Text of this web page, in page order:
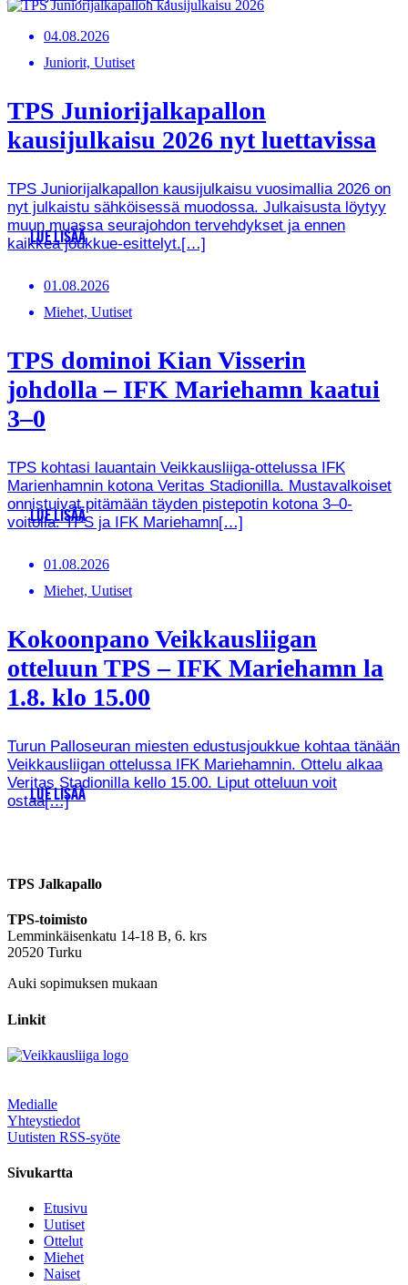
04.08.2026
Juniorit, Uutiset
TPS Juniorijalkapallon
kausijulkaisu 2026 nyt luettavissa
TPS Juniorijalkapallon kausijulkaisu vuosimallia 2026 on
nyt julkaistu sähköisessä muodossa. Julkaisusta löytyy
muun muassa seurajohdon tervehdykset ja ennen
kaikkea joukkue-esittelyt.[…]
LUE LISÄÄ
01.08.2026
Miehet, Uutiset
TPS dominoi Kian Visserin
johdolla – IFK Mariehamn kaatui
3–0
TPS kohtasi lauantain Veikkausliiga-ottelussa IFK
Marienhamnin kotona Veritas Stadionilla. Mustavalkoiset
onnistuivat pitämään täyden pistepotin kotona 3–0-
voitolla. TPS ja IFK Mariehamn[…]
LUE LISÄÄ
01.08.2026
Miehet, Uutiset
Kokoonpano Veikkausliigan
otteluun TPS – IFK Mariehamn la
1.8. klo 15.00
Turun Palloseuran miesten edustusjoukkue kohtaa tänään
Veikkausliigan ottelussa IFK Mariehamnin. Ottelu alkaa
Veritas Stadionilla kello 15.00. Liput otteluun voit
ostaa[…]
LUE LISÄÄ
TPS Jalkapallo
TPS-toimisto
Lemminkäisenkatu 14-18 B, 6. krs
20520 Turku
Auki sopimuksen mukaan
Linkit
Medialle
Yhteystiedot
Uutisten RSS-syöte
Sivukartta
Etusivu
Uutiset
Ottelut
Miehet
Naiset